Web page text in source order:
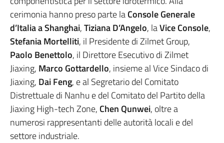
cerimonia hanno preso parte laConsole Generale
d’Italia a Shanghai,Tiziana D’Angelo, laVice Console,
Stefania Mortelliti, il Presidente di Zilmet Group,
Paolo Benettolo, il Direttore Esecutivo di Zilmet
Jiaxing, Marco Gottardello, insieme al Vice Sindaco di
Jiaxing, Dai Feng, e al Segretario del Comitato
Distrettuale di Nanhu e del Comitato del Partito della
Jiaxing High-tech Zone, Chen Qunwei, oltre a
numerosi rappresentanti delle autorità locali e del
settore industriale.